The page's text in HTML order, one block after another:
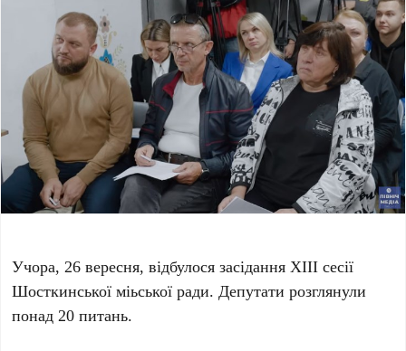
Учора, 26 вересня, відбулося засідання XIII cесії
Шосткинської міьської ради. Депутати розглянули
понад 20 питань.